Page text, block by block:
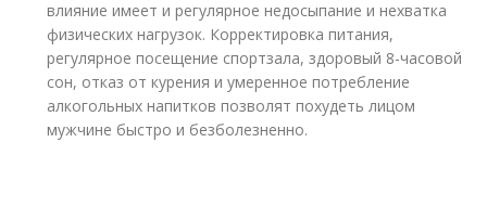
влияние имеет и регулярное недосыпание и нехватка
физических нагрузок. Корректировка питания,
регулярное посещение спортзала, здоровый 8-часовой
сон, отказ от курения и умеренное потребление
алкогольных напитков позволят похудеть лицом
мужчине быстро и безболезненно.